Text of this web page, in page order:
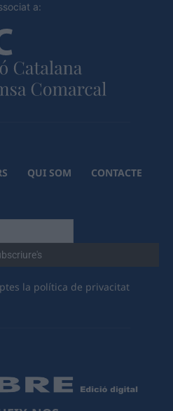
a:
QUI SOM
CONTACTE
la política de privacitat